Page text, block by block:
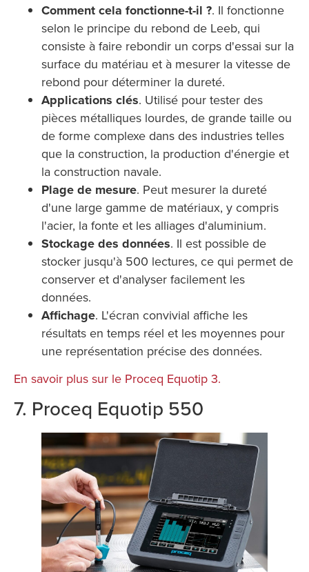
Comment cela fonctionne-t-il ?. Il fonctionne
selon le principe du rebond de Leeb, qui
consiste à faire rebondir un corps d'essai sur la
surface du matériau et à mesurer la vitesse de
rebond pour déterminer la dureté.
Applications clés. Utilisé pour tester des
pièces métalliques lourdes, de grande taille ou
de forme complexe dans des industries telles
que la construction, la production d'énergie et
la construction navale.
Plage de mesure. Peut mesurer la dureté
d'une large gamme de matériaux, y compris
l'acier, la fonte et les alliages d'aluminium.
Stockage des données. Il est possible de
stocker jusqu'à 500 lectures, ce qui permet de
conserver et d'analyser facilement les
données.
Affichage. L'écran convivial affiche les
résultats en temps réel et les moyennes pour
une représentation précise des données.
En savoir plus sur le Proceq Equotip 3.
7. Proceq Equotip 550